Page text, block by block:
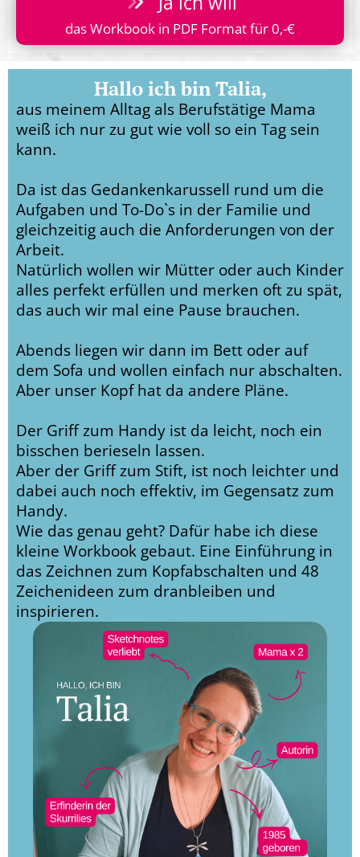
das Workbook in PDF Format für 0,-€
Hallo ich bin Talia,
aus meinem Alltag als Berufstätige Mama
weiß ich nur zu gut wie voll so ein Tag sein
kann.
Da ist das Gedankenkarussell rund um die
Aufgaben und To-Do`s in der Familie und
gleichzeitig auch die Anforderungen von der
Arbeit.
Natürlich wollen wir Mütter oder auch Kinder
alles perfekt erfüllen und merken oft zu spät,
das auch wir mal eine Pause brauchen.
Abends liegen wir dann im Bett oder auf
dem Sofa und wollen einfach nur abschalten.
Aber unser Kopf hat da andere Pläne.
Der Griff zum Handy ist da leicht, noch ein
bisschen berieseln lassen.
Aber der Griff zum Stift, ist noch leichter und
dabei auch noch effektiv, im Gegensatz zum
Handy.
Wie das genau geht? Dafür habe ich diese
kleine Workbook gebaut. Eine Einführung in
das Zeichnen zum Kopfabschalten und 48
Zeichenideen zum dranbleiben und
inspirieren.